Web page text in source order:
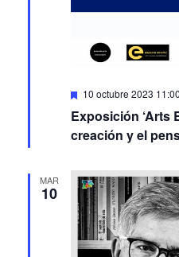
Featured
10 octubre 2023
Exposición ‘Arts
MAR